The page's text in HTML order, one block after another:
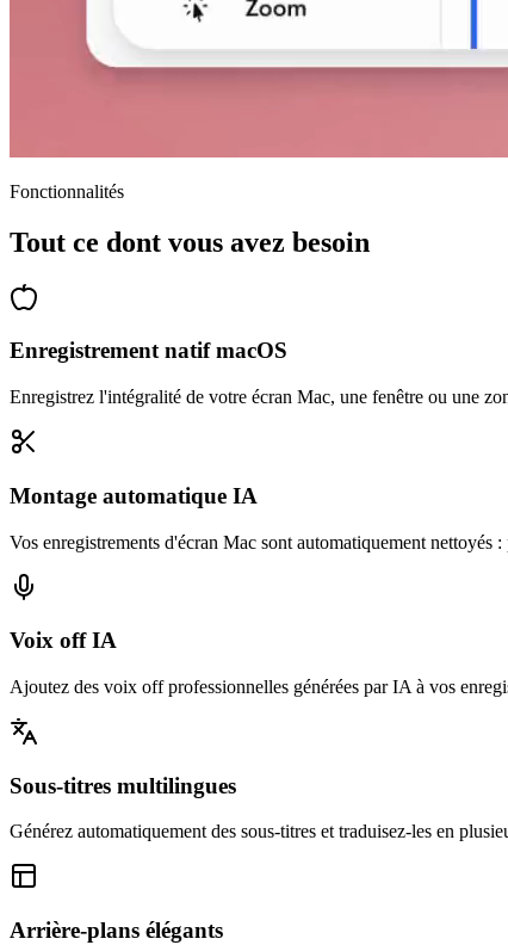
Fonctionnalités
Tout ce dont vous avez besoin
Enregistrement natif macOS
Enregistrez l'intégralité de votre écran Mac, une fenêtre ou une
Montage automatique IA
Vos enregistrements d'écran Mac sont automatiquement nettoyés
Voix off IA
Ajoutez des voix off professionnelles générées par IA à vos
Sous-titres multilingues
Générez automatiquement des sous-titres et traduisez-les en
Arrière-plans élégants